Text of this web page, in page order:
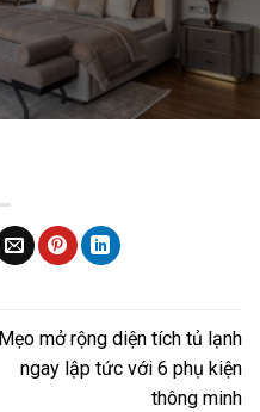
Mẹo mở rộng diện tích tủ lạnh
ngay lập tức với 6 phụ kiện
thông minh